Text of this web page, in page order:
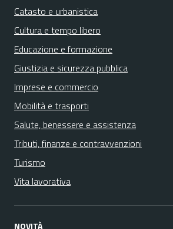
Catasto e urbanistica
Cultura e tempo libero
Educazione e formazione
Giustizia e sicurezza pubblica
Imprese e commercio
Mobilità e trasporti
Salute, benessere e assistenza
Tributi, finanze e contravvenzioni
Turismo
Vita lavorativa
NOVITÀ